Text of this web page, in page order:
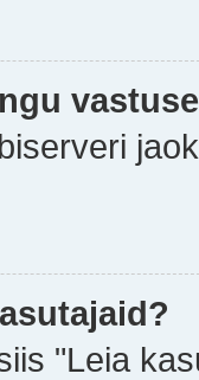
"Leia